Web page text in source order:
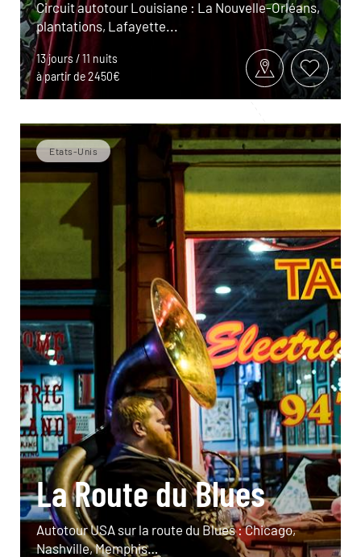
Circuit autotour Louisiane : La Nouvelle-Orléans,
plantations, Lafayette...
13 jours / 11 nuits
à partir de 2450€
Etats-Unis
La Route du Blues
Autotour USA sur la route du Blues : Chicago,
Nashville, Memphis…